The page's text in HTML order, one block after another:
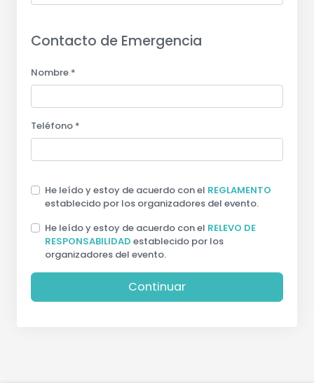
Contacto de Emergencia
Nombre *
Teléfono *
He leído y estoy de acuerdo con el REGLAMENTO
establecido por los organizadores del evento.
He leído y estoy de acuerdo con el RELEVO DE
RESPONSABILIDAD establecido por los
organizadores del evento.
Continuar